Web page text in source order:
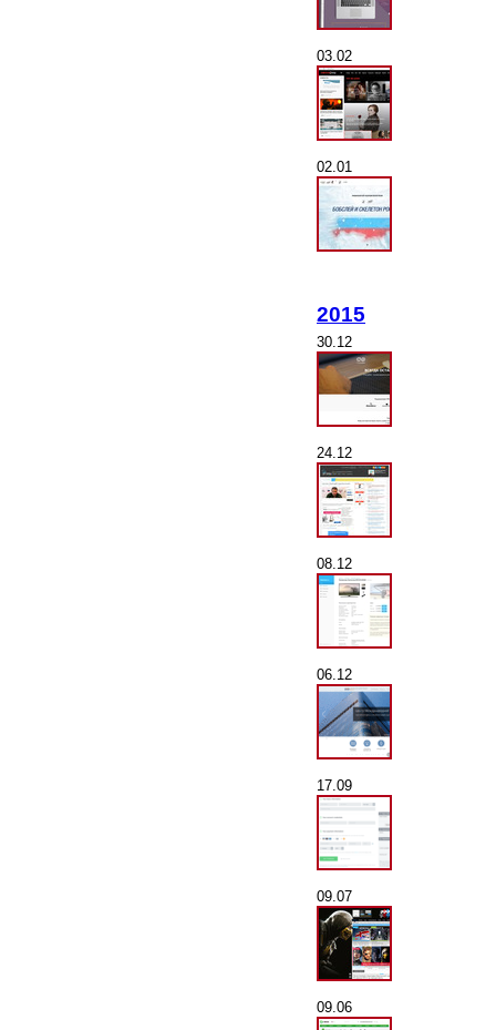
03.02
02.01
2015
30.12
24.12
08.12
06.12
17.09
09.07
09.06